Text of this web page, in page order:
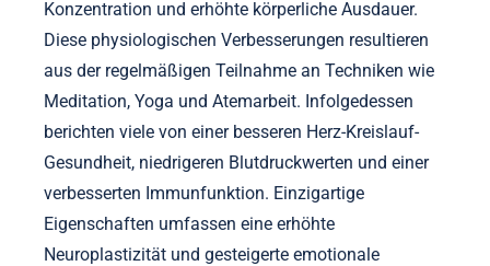
Konzentration und erhöhte körperliche Ausdauer.
Diese physiologischen Verbesserungen resultieren
aus der regelmäßigen Teilnahme an Techniken wie
Meditation, Yoga und Atemarbeit. Infolgedessen
berichten viele von einer besseren Herz-Kreislauf-
Gesundheit, niedrigeren Blutdruckwerten und einer
verbesserten Immunfunktion. Einzigartige
Eigenschaften umfassen eine erhöhte
Neuroplastizität und gesteigerte emotionale